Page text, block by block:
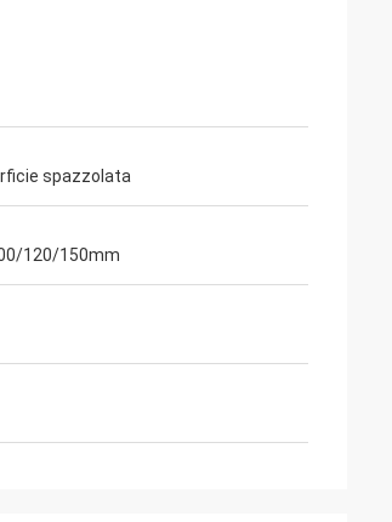
spazzolata
120/150mm